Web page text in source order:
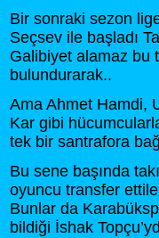
Bir sonraki sezon
Seçsev ile başladı
Galibiyet alamaz bu
bulundurarak..
Ama Ahmet Hamdi,
Kar gibi
tek bir santrafora
Bu sene başında
oyuncu transfer
Bunlar da
bildiği İshak